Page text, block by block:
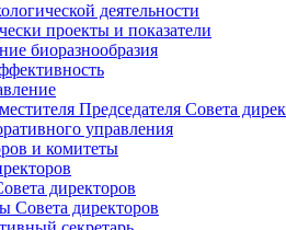
деятельности
проекты и показатели
биоразнообразия
Председателя Совета
управления
и комитеты
директоров
Совета директоров